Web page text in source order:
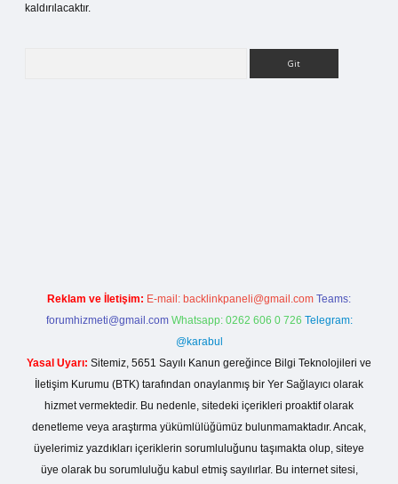
kaldırılacaktır.
Reklam ve İletişim: E-mail: backlinkpaneli@gmail.com Teams:
forumhizmeti@gmail.com Whatsapp: 0262 606 0 726 Telegram:
@karabul
Yasal Uyarı: Sitemiz, 5651 Sayılı Kanun gereğince Bilgi Teknolojileri ve
İletişim Kurumu (BTK) tarafından onaylanmış bir Yer Sağlayıcı olarak
hizmet vermektedir. Bu nedenle, sitedeki içerikleri proaktif olarak
denetleme veya araştırma yükümlülüğümüz bulunmamaktadır. Ancak,
üyelerimiz yazdıkları içeriklerin sorumluluğunu taşımakta olup, siteye
üye olarak bu sorumluluğu kabul etmiş sayılırlar. Bu internet sitesi,